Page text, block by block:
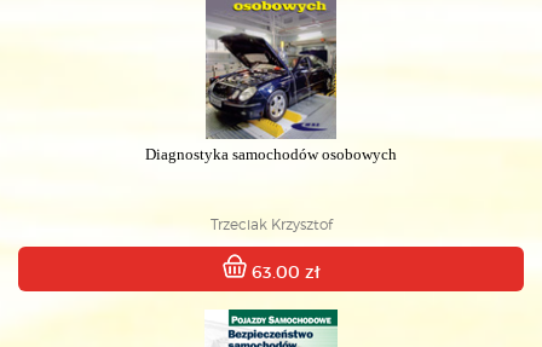
Diagnostyka samochodów osobowych
Trzeciak Krzysztof
63.00 zł